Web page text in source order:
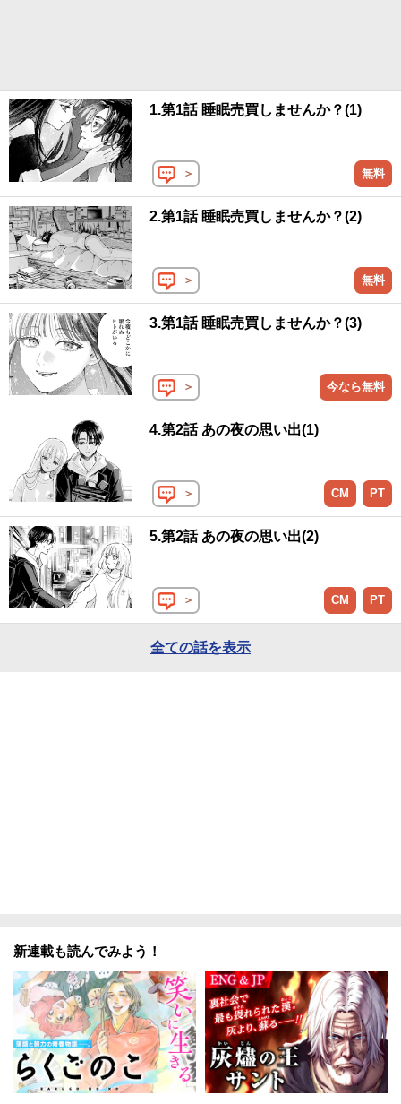
1.第1話 睡眠売買しませんか？(1)
＞ 無料
2.第1話 睡眠売買しませんか？(2)
＞ 無料
3.第1話 睡眠売買しませんか？(3)
＞ 今なら無料
4.第2話 あの夜の思い出(1)
＞ CM PT
5.第2話 あの夜の思い出(2)
＞ CM PT
全ての話を表示
新連載も読んでみよう！